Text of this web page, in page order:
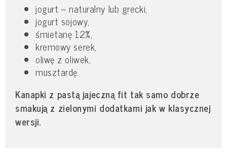
jogurt – naturalny lub grecki,
jogurt sojowy,
śmietanę 12%,
kremowy serek,
oliwę z oliwek,
musztardę.
Kanapki z pastą jajeczną fit tak samo dobrze
smakują z zielonymi dodatkami jak w klasycznej
wersji.